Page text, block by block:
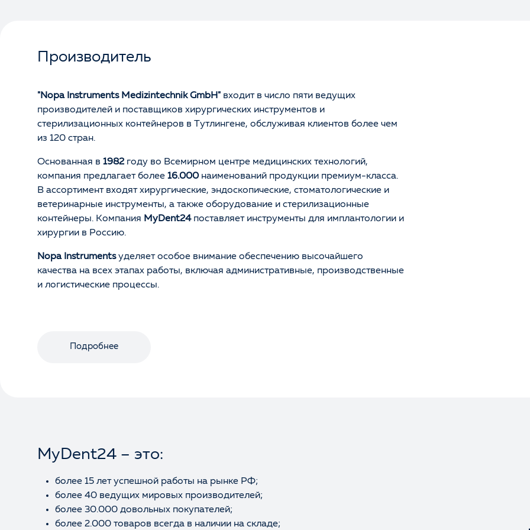
Производитель
"Nopa Instruments Medizintechnik GmbH" входит в число пяти ведущих
производителей и поставщиков хирургических инструментов и
стерилизационных контейнеров в Тутлингене, обслуживая клиентов более чем
из 120 стран.
Основанная в 1982 году во Всемирном центре медицинских технологий,
компания предлагает более 16.000 наименований продукции премиум-класса.
В ассортимент входят хирургические, эндоскопические, стоматологические и
ветеринарные инструменты, а также оборудование и стерилизационные
контейнеры. Компания MyDent24поставляет инструменты для имплантологии и
хирургии в Россию.
Nopa Instrumentsуделяет особое внимание обеспечению высочайшего
качества на всех этапах работы, включая административные, производственные
и логистические процессы.
Подробнее
MyDent24 – это:
более 15 лет успешной работы на рынке РФ;
более 40 ведущих мировых производителей;
более 30.000 довольных покупателей;
более 2.000 товаров всегда в наличии на складе;